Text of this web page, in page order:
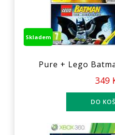
Skladem
Pure + Lego
349